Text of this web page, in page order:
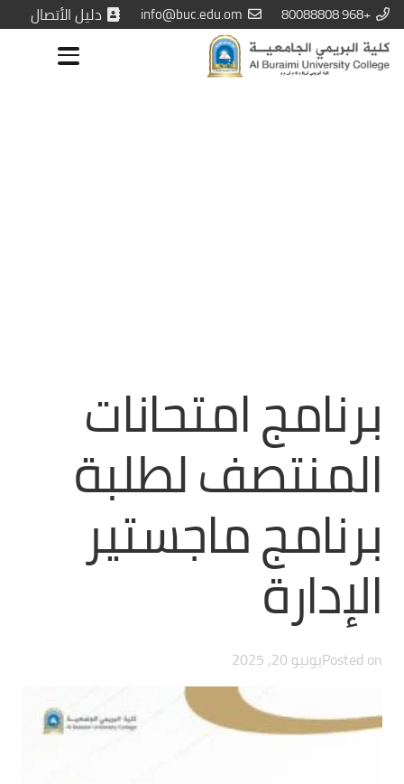
+968 80088808
info@buc.edu.om دليل الأتصال
برنامج امتحانات
المنتصف لطلبة
برنامج ماجستير
الإدارة
Posted onيونيو 20, 2025